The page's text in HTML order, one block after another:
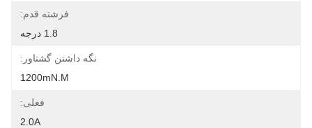
فرشته قدم:
1.8 درجه
نگه داشتن گشتاور:
1200mN.m
فعلی:
2.0A